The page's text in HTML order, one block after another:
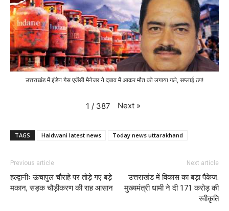
उत्तराखंड में इंडेन गैस एजेंसी मैनेजर ने दबाव में आकर मौत को लगाया गले, सप्लाई ठप!
1 / 387 Next »
TAGS Haldwani latest news Today news uttarakhand
Previous article
हल्द्वानीः ऊंचापुल चौराहे पर तोड़े गए बड़े
मकान, सड़क चौड़ीकरण की राह आसान
Next article
उत्तराखंड में विकास का बड़ा पैकेज:
मुख्यमंत्री धामी ने दी 171 करोड़ की
स्वीकृति